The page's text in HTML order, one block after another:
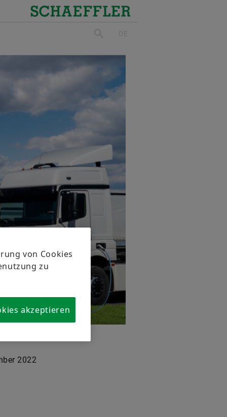
Schaeffler
suchenDE
2022
von Cookies
zu
akzeptieren